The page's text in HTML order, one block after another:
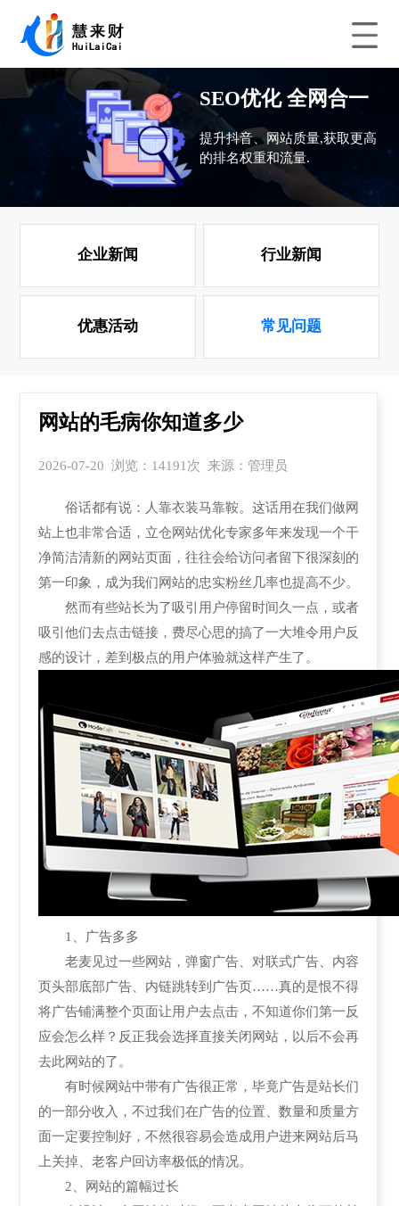
SEO优化 全网合一
提升抖音、网站质量,获取更高
的排名权重和流量.
企业新闻 行业新闻
优惠活动 常见问题
网站的毛病你知道多少
2026-07-20 浏览：14191次 来源：管理员
俗话都有说：人靠衣装马靠鞍。这话用在我们做网
站上也非常合适，立仓网站优化专家多年来发现一个干
净简洁清新的网站页面，往往会给访问者留下很深刻的
第一印象，成为我们网站的忠实粉丝几率也提高不少。
然而有些站长为了吸引用户停留时间久一点，或者
吸引他们去点击链接，费尽心思的搞了一大堆令用户反
感的设计，差到极点的用户体验就这样产生了。
1、广告多多
老麦见过一些网站，弹窗广告、对联式广告、内容
页头部底部广告、内链跳转到广告页……真的是恨不得
将广告铺满整个页面让用户去点击，不知道你们第一反
应会怎么样？反正我会选择直接关闭网站，以后不会再
去此网站的了。
有时候网站中带有广告很正常，毕竟广告是站长们
的一部分收入，不过我们在广告的位置、数量和质量方
面一定要控制好，不然很容易会造成用户进来网站后马
上关掉、老客户回访率极低的情况。
2、网站的篇幅过长